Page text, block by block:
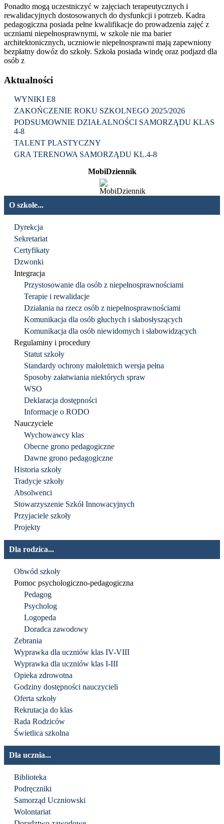
Ponadto mogą uczestniczyć w zajęciach terapeutycznych i
rewalidacyjnych dostosowanych do dysfunkcji i potrzeb. Kadra
pedagogiczna posiada pełne kwalifikacje do prowadzenia zajęć z
uczniami niepełnosprawnymi, w szkole nie ma barier
architektonicznych, uczniowie niepełnosprawni mają zapewniony
bezpłatny dowóz do szkoły. Szkoła posiada windę oraz podjazd dla
osób z
Aktualności
WYNIKI E8
ZAKOŃCZENIE ROKU SZKOLNEGO 2025/2026
PODSUMOWNIE DZIAŁALNOŚCI SAMORZĄDU KLAS
4-8
TALENT PLASTYCZNY
GRA TERENOWA SAMORZĄDU KL.4-8
MobiDziennik
O szkole...
Dyrekcja
Sekretariat
Certyfikaty
Dzwonki
Integracja
Przystosowanie dla osób z niepełnosprawnościami
Terapie i rewalidacje
Działania na rzecz osób z niepełnosprawnościami
Komunikacja dla osób głuchych i słabosłyszących
Komunikacja dla osób niewidomych i słabowidzących
Regulaminy i procedury
Statut szkoły
Standardy ochrony małoletnich wersja pełna
Sposoby załatwiania niektórych spraw
WSO
Deklaracja dostępności
Informacje o RODO
Nauczyciele
Wychowawcy klas
Obecne grono pedagogiczne
Dawne grono pedagogiczne
Historia szkoły
Tradycje szkoły
Absolwenci
Stowarzyszenie Szkół Innowacyjnych
Przyjaciele szkoły
Projekty
Dla rodzica...
Obwód szkoły
Pomoc psychologiczno-pedagogiczna
Pedagog
Psycholog
Logopeda
Doradca zawodowy
Zebrania
Wyprawka dla uczniów klas IV-VIII
Wyprawka dla uczniów klas I-III
Opieka zdrowotna
Godziny dostępności nauczycieli
Oferta szkoły
Rekrutacja do klas
Rada Rodziców
Świetlica szkolna
Dla ucznia...
Biblioteka
Podręczniki
Samorząd Uczniowski
Wolontariat